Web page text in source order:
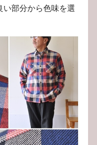
い部分から色味を選